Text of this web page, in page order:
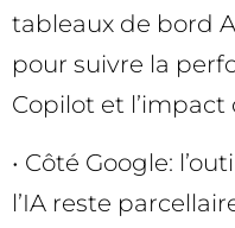
tableaux de bord
pour suivre la
Copilot et
• Côté Google:
l’IA reste